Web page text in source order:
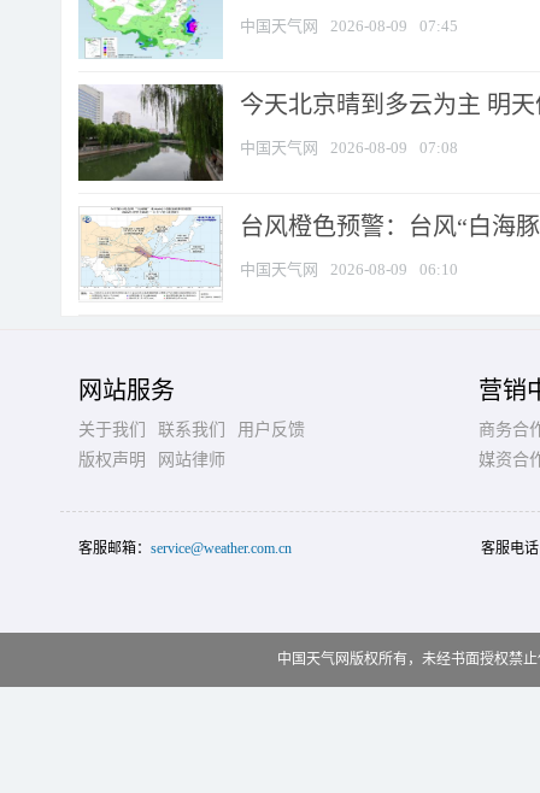
中国天气网 2026-08-09 07:45
今天北京晴到多云为主 明
中国天气网 2026-08-09 07:08
台风橙色预警：台风“白海
中国天气网 2026-08-09 06:10
网站服务
关于我们 联系我们
用户反馈
版权声明
网站律师
营销
商务合
媒资合
客服邮箱： service@weather.com.cn 客服电
中国天气网版权所有，未经书面授权